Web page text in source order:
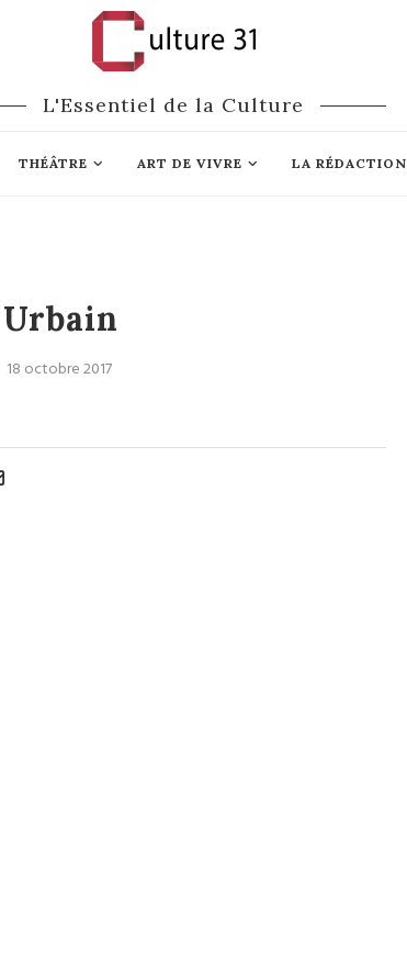
L'Essentiel de la Culture
THÉÂTRE ART DE VIVRE LA RÉDACTION
18 octobre 2017